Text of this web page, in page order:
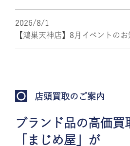
2026/8/1
【鴻巣天神店】8月イベントの
店頭買取のご案内
ブランド品の高価買
「まじめ屋」が